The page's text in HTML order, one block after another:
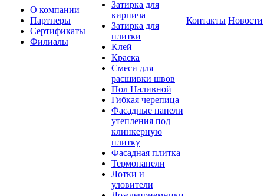
О компании
Партнеры
Сертификаты
Филиалы
Затирка для
кирпича
Затирка для
плитки
Клей
Краска
Смеси для
расшивки швов
Пол Наливной
Гибкая черепица
Фасадные панели
утепления под
клинкерную
плитку
Фасадная плитка
Термопанели
Лотки и
уловители
Контакты Новости